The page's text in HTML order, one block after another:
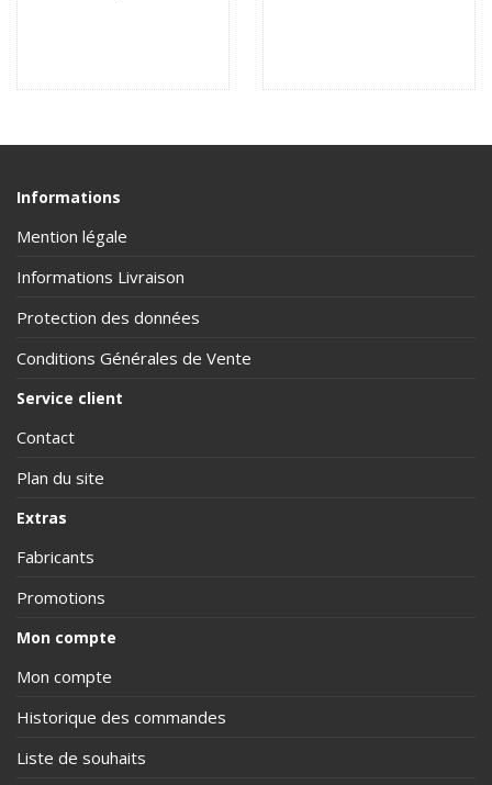
Informations
Mention légale
Informations Livraison
Protection des données
Conditions Générales de Vente
Service client
Contact
Plan du site
Extras
Fabricants
Promotions
Mon compte
Mon compte
Historique des commandes
Liste de souhaits